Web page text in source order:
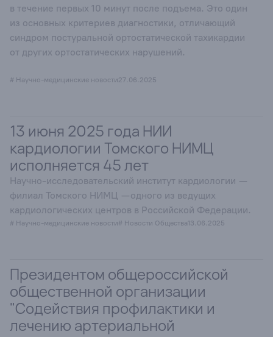
# Научно-медицинские новости27.06.2025
в течение первых 10 минут после подъема. Это один
из основных критериев диагностики, отличающий
синдром постуральной ортостатической тахикардии
от других ортостатических нарушений.
# Научно-медицинские новости# Новости Общества 13.06.2025
13 июня 2025 года НИИ
кардиологии Томского НИМЦ
исполняется 45 лет
Научно-исследовательский институт кардиологии —
филиал Томского НИМЦ — одного из ведущих
кардиологических центров в Российской Федерации.
Президентом общероссийской
общественной организации
"Содействия профилактики и
лечению артериальной